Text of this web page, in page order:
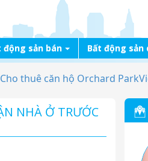
động sản bán Bất động sản
Cho thuê căn hộ Orchard
NHÀ Ở TRƯỚC